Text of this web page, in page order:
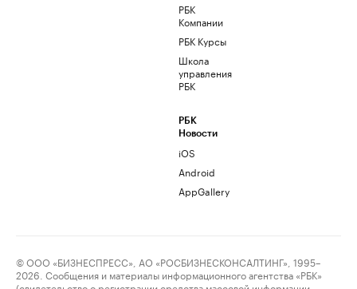
РБК
Компании
РБК Курсы
Школа
управления
РБК
РБК
Новости
iOS
Android
AppGallery
© ООО «БИЗНЕСПРЕСС», АО «РОСБИЗНЕСКОНСАЛТИНГ», 1995–
2026. Сообщения и материалы информационного агентства «РБК»